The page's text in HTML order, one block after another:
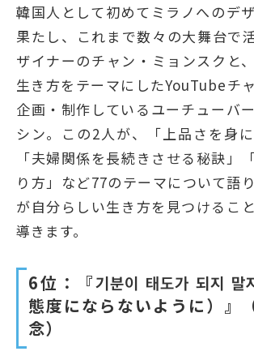
韓国人として初めてミラノへのデ
果たし、これまで数々の大舞台で
ザイナーのチャン・ミョンスクと
生き方をテーマにしたYouTubeチ
企画・制作しているユーチューバ
シン。この2人が、「上品さを身に
「夫婦関係を長続きさせる秘訣」
り方」など77のテーマについて語
が自分らしい生き方を見つけるこ
導きます。
6位：『기분이 태도가 되지
態度にならないように）』
念）